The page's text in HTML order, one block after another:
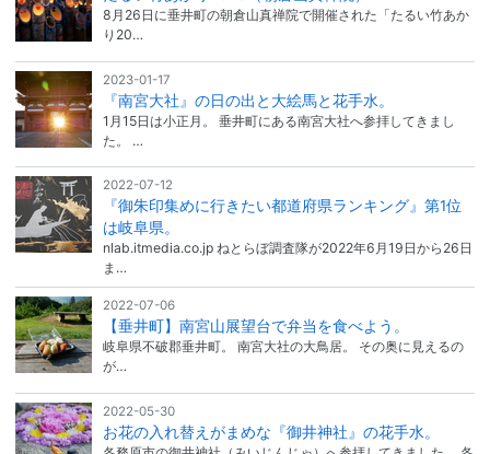
8月26日に垂井町の朝倉山真禅院で開催された「たるい竹あか
り20…
2023-01-17
『南宮大社』の日の出と大絵馬と花手水。
1月15日は小正月。 垂井町にある南宮大社へ参拝してきまし
た。 …
2022-07-12
『御朱印集めに行きたい都道府県ランキング』第1位
は岐阜県。
nlab.itmedia.co.jp ねとらぼ調査隊が2022年6月19日から26日
ま…
2022-07-06
【垂井町】南宮山展望台で弁当を食べよう。
岐阜県不破郡垂井町。 南宮大社の大鳥居。 その奥に見えるの
が…
2022-05-30
お花の入れ替えがまめな『御井神社』の花手水。